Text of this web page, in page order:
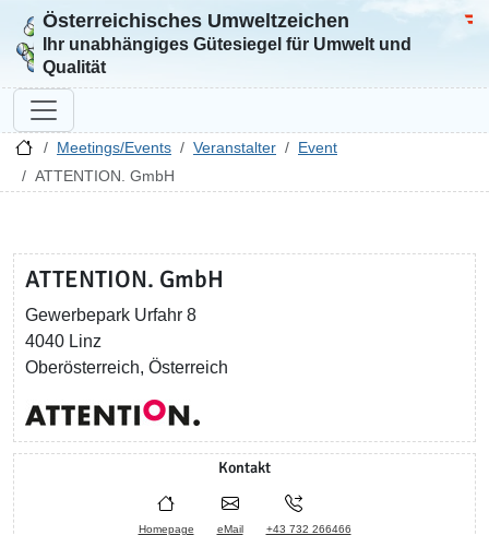
Zur Startseite
Österreichisches Umweltzeichen
Ihr unabhängiges Gütesiegel für Umwelt und
Qualität
Meetings/Events Veranstalter
Event
ATTENTION. GmbH
ATTENTION. GmbH
Gewerbepark Urfahr 8
4040 Linz
Oberösterreich, Österreich
Kontakt
Homepage eMail +43 732 266466